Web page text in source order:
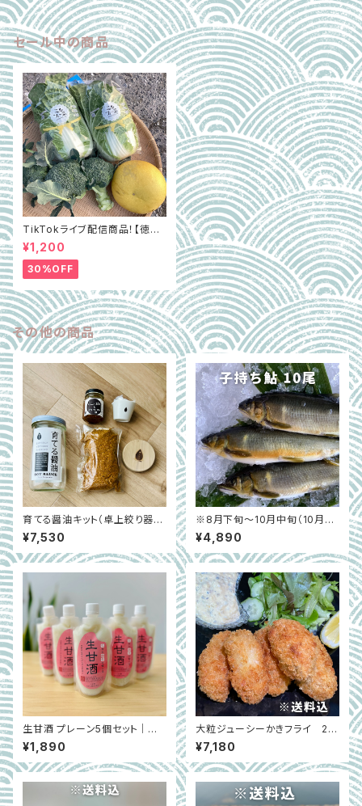
セール中の商品
TikTokライブ配信商品！【徳島
県阿波市】GOTTSO阿波セレ
クト3種詰合せ約2.8㎏（ミルフィ
ー菜含む）
¥1,200
30%OFF
その他の商品
育てる醤油キット（卓上絞り器つ
き）と食べる醤油（山椒&なたね
油） ※古式天然醸造・無添加
｜京都府綾部市
¥7,530
※8月下旬〜10月中旬（10月は
冷凍で発送）【和歌山県白浜】子
持ち鮎 （10尾）
¥4,890
生甘酒 プレーン5個セット｜火
入れしない米麹甘酒｜京都市上
京区
¥1,890
大粒ジューシーかきフライ 20
個×2袋｜広島県能美島
¥7,180